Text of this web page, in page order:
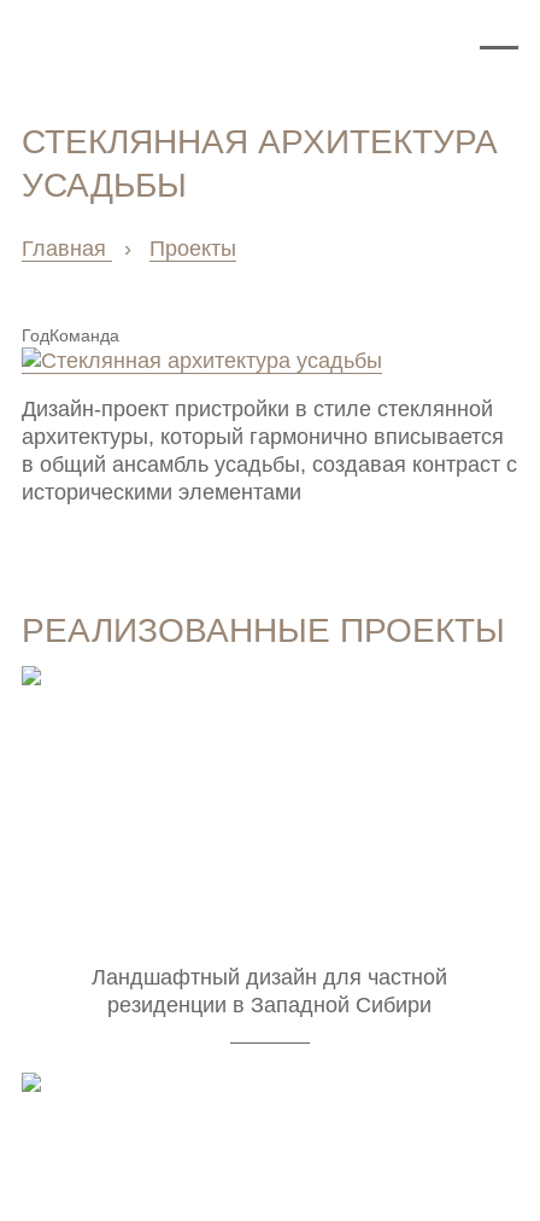
СТЕКЛЯННАЯ АРХИТЕКТУРА
УСАДЬБЫ
Главная › Проекты
Дизайн-проект пристройки в стиле стеклянной
архитектуры, который гармонично вписывается
в общий ансамбль усадьбы, создавая контраст с
историческими элементами
ГодКоманда
РЕАЛИЗОВАННЫЕ ПРОЕКТЫ
Ландшафтный дизайн для частной
резиденции в Западной Сибири